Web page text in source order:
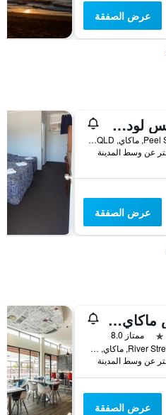
عرض الصفقة
برادايس لودج موتل
19 Peel Street, ماكاي, QLD, أستراليا
عرض الصفقة
أوكس ماكاي ريفرمارك هوتل
ممتاز 8.0
55-63 River Street, ماكاي, QLD, أستراليا
عرض الصفقة